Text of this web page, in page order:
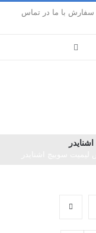
با ما در تماس
Pinterest